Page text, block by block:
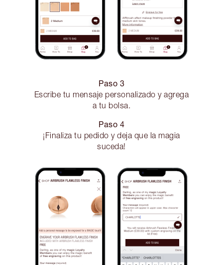
Paso 3
Escribe tu mensaje personalizado y agrega
a tu bolsa.
Paso 4
¡Finaliza tu pedido y deja que la magia
suceda!